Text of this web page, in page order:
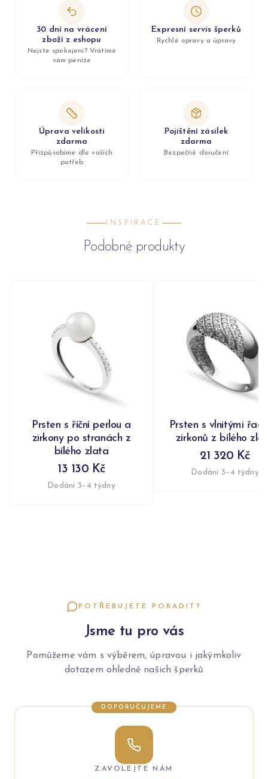
30 dní na vrácení
zboží z eshopu
Nejste spokojeni? Vrátíme
vám peníze
Expresní servis šperků
Rychlé opravy a úpravy
Úprava velikosti
zdarma
Přizpůsobíme dle vašich
potřeb
Pojištění zásilek
zdarma
Bezpečné doručení
INSPIRACE
Podobné produkty
Prsten s říční perlou a
zirkony po stranách z
bílého zlata
13 130 Kč
Dodání 3–4 týdny
Prsten s vlnitými
zirkonů z bílého
21 320 Kč
Dodání 3–4 týdny
POTŘEBUJETE PORADIT?
Jsme tu pro vás
Pomůžeme vám s výběrem, úpravou i jakýmkoliv
dotazem ohledně našich šperků
DOPORUČUJEME
ZAVOLEJTE NÁM